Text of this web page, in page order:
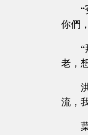
你們
老，
流，